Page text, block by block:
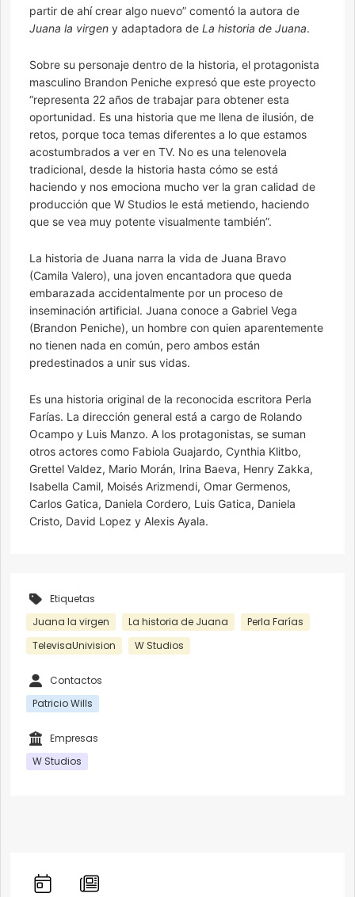
partir de ahí crear algo nuevo” comentó la autora de
Juana la virgen y adaptadora de La historia de Juana.
Sobre su personaje dentro de la historia, el protagonista
masculino Brandon Peniche expresó que este proyecto
“representa 22 años de trabajar para obtener esta
oportunidad. Es una historia que me llena de ilusión, de
retos, porque toca temas diferentes a lo que estamos
acostumbrados a ver en TV. No es una telenovela
tradicional, desde la historia hasta cómo se está
haciendo y nos emociona mucho ver la gran calidad de
producción que W Studios le está metiendo, haciendo
que se vea muy potente visualmente también”.
La historia de Juana narra la vida de Juana Bravo
(Camila Valero), una joven encantadora que queda
embarazada accidentalmente por un proceso de
inseminación artificial. Juana conoce a Gabriel Vega
(Brandon Peniche), un hombre con quien aparentemente
no tienen nada en común, pero ambos están
predestinados a unir sus vidas.
Es una historia original de la reconocida escritora Perla
Farías. La dirección general está a cargo de Rolando
Ocampo y Luis Manzo. A los protagonistas, se suman
otros actores como Fabiola Guajardo, Cynthia Klitbo,
Grettel Valdez, Mario Morán, Irina Baeva, Henry Zakka,
Isabella Camil, Moisés Arizmendi, Omar Germenos,
Carlos Gatica, Daniela Cordero, Luis Gatica, Daniela
Cristo, David Lopez y Alexis Ayala.
Etiquetas
Juana la virgen
La historia de Juana
Perla Farías
TelevisaUnivision
W Studios
Contactos
Patricio Wills
Empresas
W Studios